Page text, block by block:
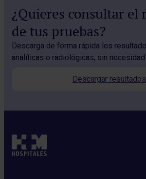
¿Quieres consultar el
de tus pruebas?
Descarga de forma rápida los
analíticas o radiológicas, sin
Descargar resultados